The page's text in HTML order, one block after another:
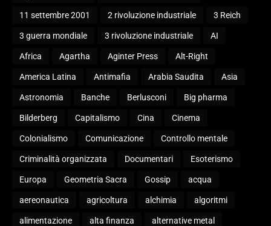
11 settembre 2001 2 rivoluzione industriale 3 Reich
3 guerra mondiale 3 rivoluzione industriale AI
Africa Agartha Aginter Press Alt-Right
America Latina Antimafia Arabia Saudita Asia
Astronomia Banche Berlusconi Big pharma
Bilderberg Capitalismo Cina Cinema
Colonialismo Comunicazione Controllo mentale
Criminalità organizzata Documentari Esoterismo
Europa Geometria Sacra Gossip acqua
aereonautica agricoltura alchimia algoritmi
alimentazione alta finanza alternative metal